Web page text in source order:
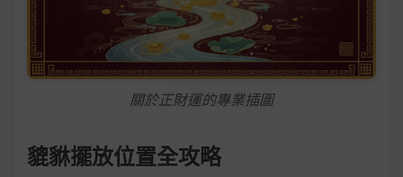
關於正財運的專業插圖
貔貅擺放位置全攻略